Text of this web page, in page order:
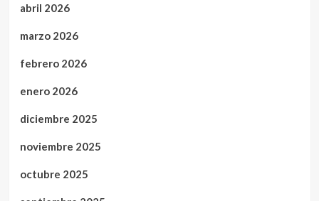
abril 2026
marzo 2026
febrero 2026
enero 2026
diciembre 2025
noviembre 2025
octubre 2025